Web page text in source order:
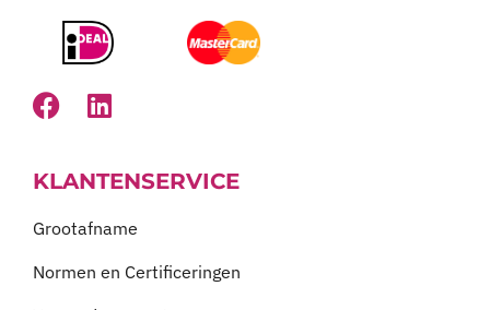
KLANTENSERVICE
Grootafname
Normen en Certificeringen